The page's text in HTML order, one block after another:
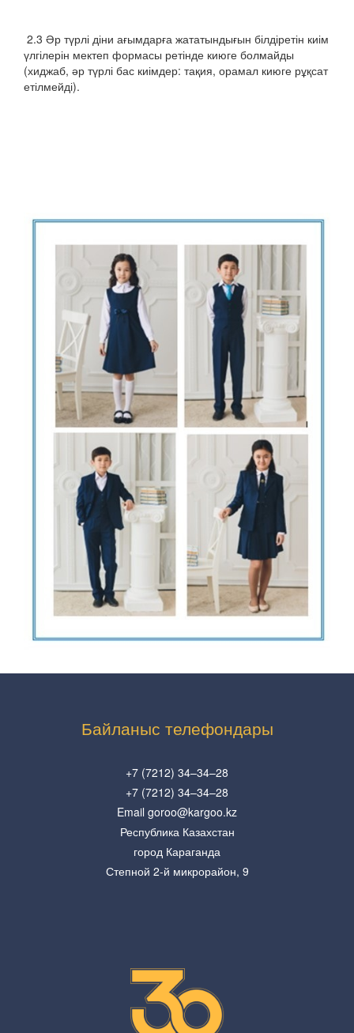
2.3 Әр түрлі діни ағымдарға жататындығын білдіретін киім
үлгілерін мектеп формасы ретінде киюге болмайды
(хиджаб, әр түрлі бас киімдер: тақия, орамал киюге рұқсат
етілмейді).
Байланыс телефондары
+7 (7212) 34–34–28
+7 (7212) 34–34–28
Email goroo@kargoo.kz
Республика Казахстан
город Караганда
Степной 2-й микрорайон, 9